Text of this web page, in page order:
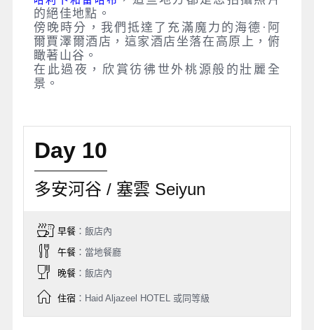
的絕佳地點。
傍晚時分，我們抵達了充滿魔力的海德·阿
爾賈澤爾酒店，這家酒店坐落在高原上，俯
瞰著山谷。
在此過夜，欣賞彷彿世外桃源般的壯麗全
景。
Day 10
多安河谷 / 塞雲 Seiyun
早餐：飯店內
午餐：當地餐廳
晚餐：飯店內
住宿：Haid Aljazeel HOTEL 或同等級